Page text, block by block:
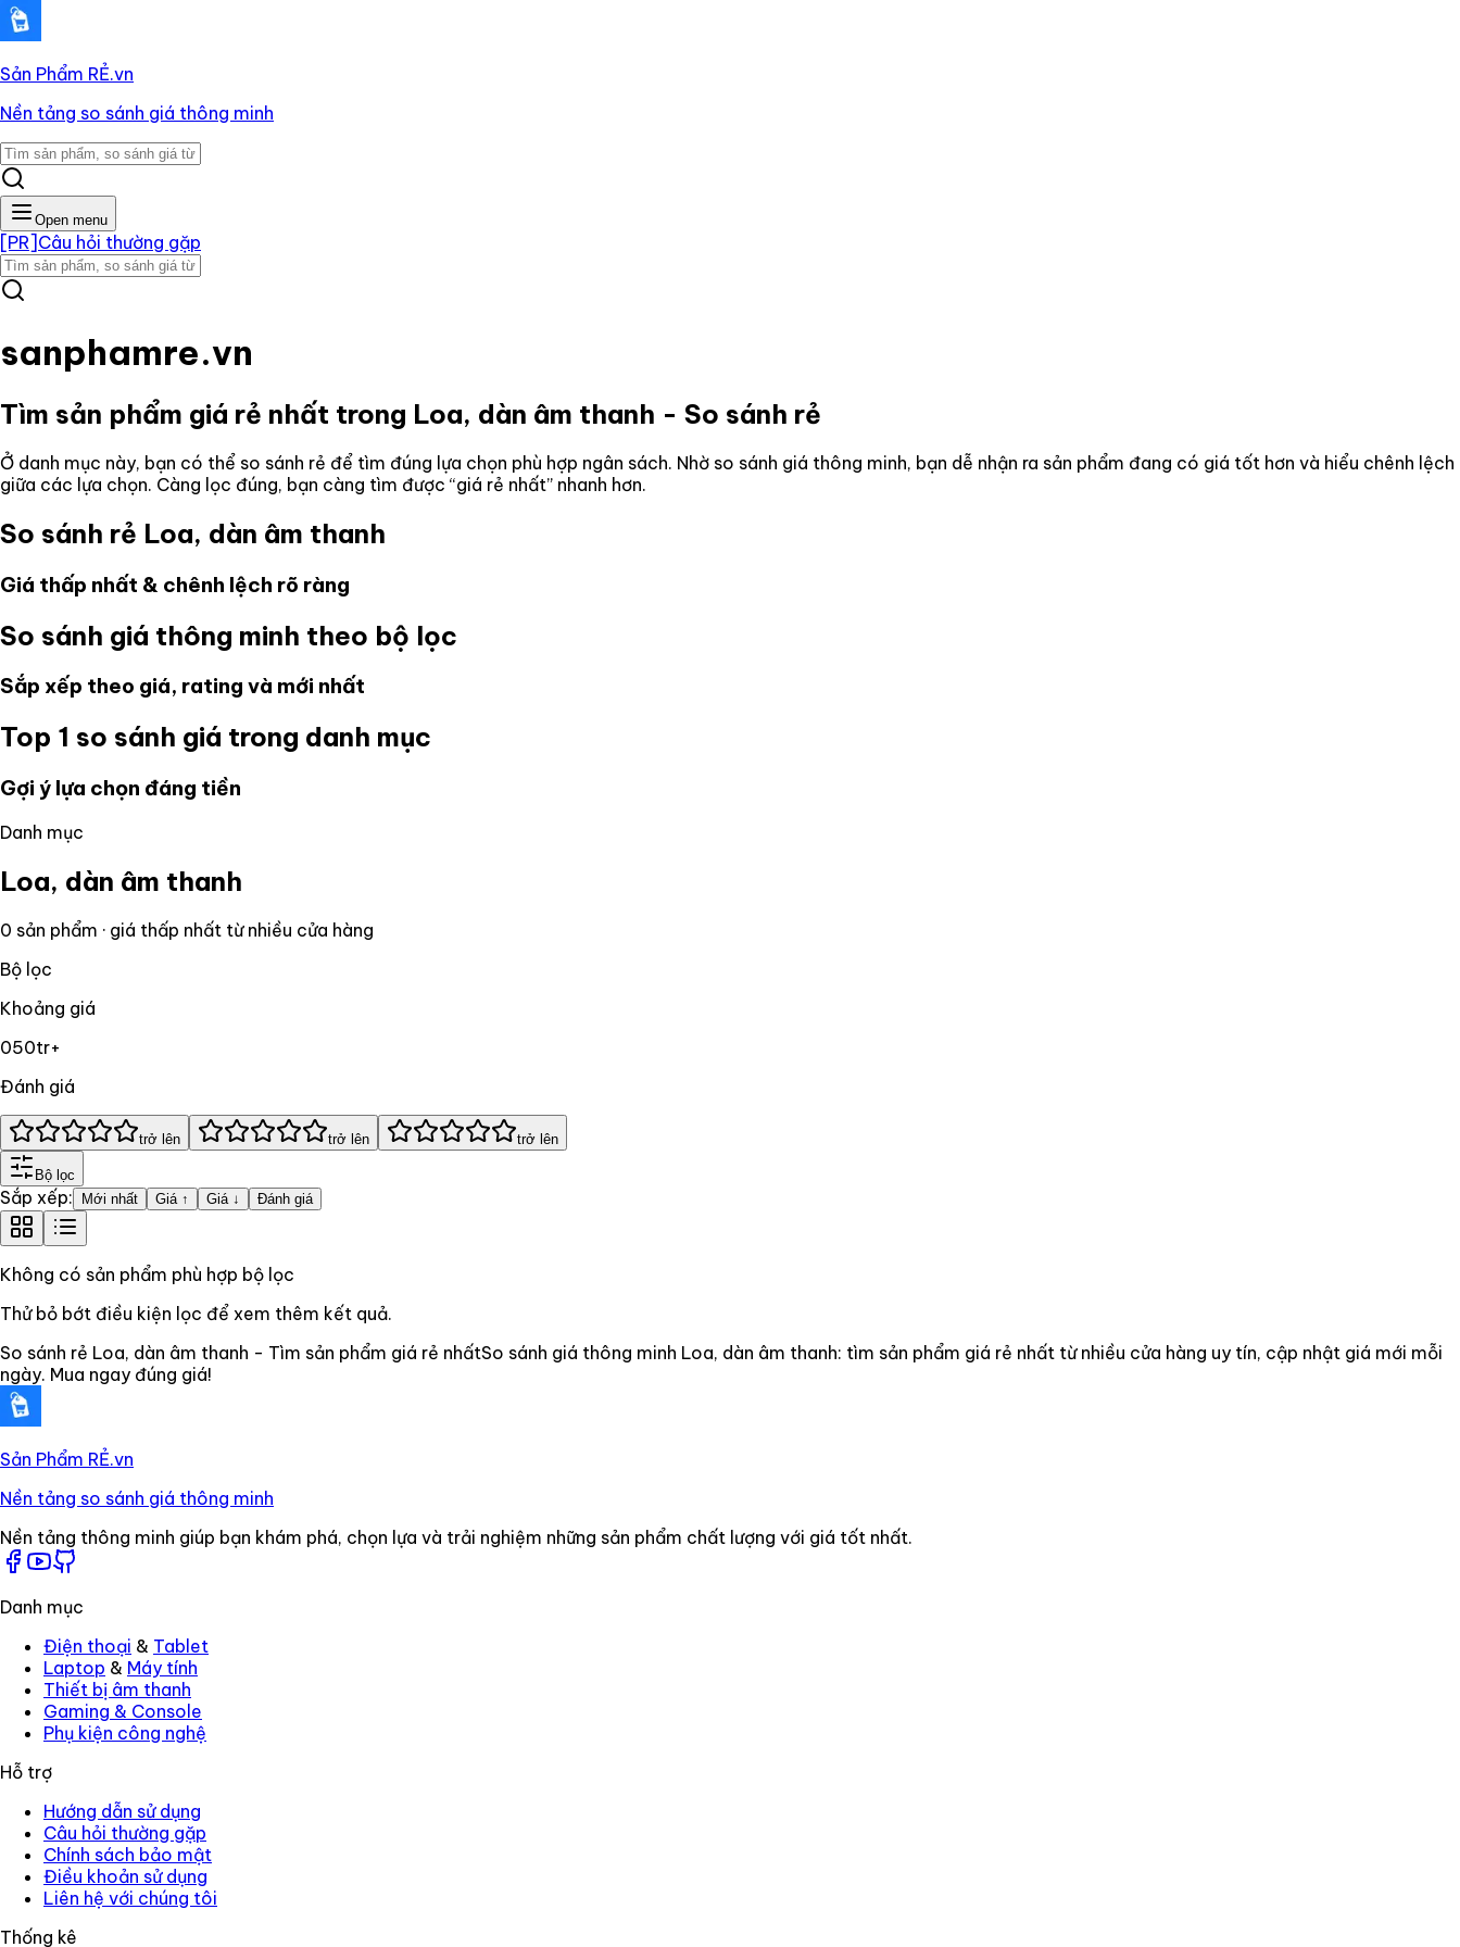
Sản Phẩm RẺ.vn
Nền tảng so sánh giá thông minh
Open menu
[PR] Câu hỏi thường gặp
sanphamre.vn
Tìm sản phẩm giá rẻ nhất trong Loa, dàn âm thanh - So sánh rẻ
Ở danh mục này, bạn có thể so sánh rẻ để tìm đúng lựa chọn phù hợp ngân sách. Nhờ so sánh giá thông minh, bạn dễ nhận ra sản phẩm đang có giá tốt hơn và hiểu chênh lệch
giữa các lựa chọn. Càng lọc đúng, bạn càng tìm được “giá rẻ nhất” nhanh hơn.
So sánh rẻ Loa, dàn âm thanh
Giá thấp nhất & chênh lệch rõ ràng
So sánh giá thông minh theo bộ lọc
Sắp xếp theo giá, rating và mới nhất
Top 1 so sánh giá trong danh mục
Gợi ý lựa chọn đáng tiền
Danh mục
Loa, dàn âm thanh
0 sản phẩm · giá thấp nhất từ nhiều cửa hàng
Bộ lọc
Khoảng giá
050tr+
Đánh giá
trở lên trở lên trở lên
Bộ lọc
Sắp xếp: Mới nhất Giá ↑ Giá ↓ Đánh giá
Không có sản phẩm phù hợp bộ lọc
Thử bỏ bớt điều kiện lọc để xem thêm kết quả.
So sánh rẻ Loa, dàn âm thanh - Tìm sản phẩm giá rẻ nhấtSo sánh giá thông minh Loa, dàn âm thanh: tìm sản phẩm giá rẻ nhất từ nhiều cửa hàng uy tín, cập nhật giá mới mỗi
ngày. Mua ngay đúng giá!
Sản Phẩm RẺ.vn
Nền tảng so sánh giá thông minh
Nền tảng thông minh giúp bạn khám phá, chọn lựa và trải nghiệm những sản phẩm chất lượng với giá tốt nhất.
Danh mục
Điện thoại & Tablet
Laptop & Máy tính
Thiết bị âm thanh
Gaming & Console
Phụ kiện công nghệ
Hỗ trợ
Hướng dẫn sử dụng
Câu hỏi thường gặp
Chính sách bảo mật
Điều khoản sử dụng
Liên hệ với chúng tôi
Thống kê